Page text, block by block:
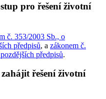
pro řešení životní
č. 353/2003 Sb., o
předpisů, a zákonem č.
předpisů.
řešení životní